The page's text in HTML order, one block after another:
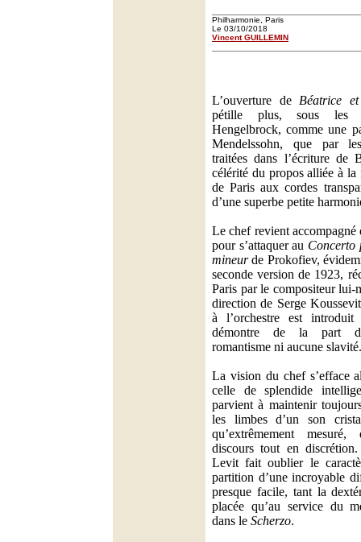
Philharmonie, Paris
Le 03/10/2018
Vincent GUILLEMIN
L’ouverture de Béatrice
pétille plus, sous les
Hengelbrock, comme une
Mendelssohn, que par
traitées dans l’écriture de
célérité du propos alliée à la
de Paris aux cordes
d’une superbe petite
Le chef revient
pour s’attaquer au Concerto
mineurde Prokofiev,
seconde version de 1923,
Paris par le compositeur lui-
direction de Serge
à l’orchestre est
démontre de la part
romantisme ni aucune slavité.
La vision du chef s’efface
celle de splendide
parvient à maintenir
les limbes d’un son
qu’extrêmement
discours tout en
Levit fait oublier le
partition d’une incroyable
presque facile, tant la
placée qu’au service du
dans le Scherzo.